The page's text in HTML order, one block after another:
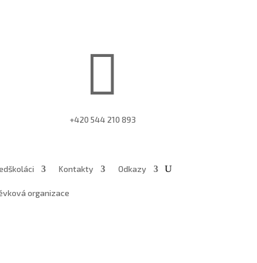
organizace

+420 544 210 893
Kontakty Odkazy